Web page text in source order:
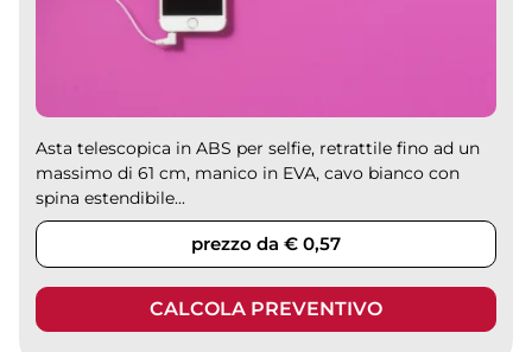
Asta telescopica in ABS per selfie, retrattile fino ad un
massimo di 61 cm, manico in EVA, cavo bianco con
spina estendibile...
prezzo da € 0,57
CALCOLA PREVENTIVO